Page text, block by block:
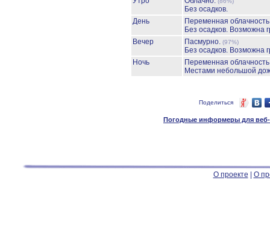
Без осадков.
День
Переменная
Без осадков. Возможна
Вечер
Пасмурно. (97%)
Без осадков. Возможна
Ночь
Переменная
Местами небольшой
Поделиться
Погодные информеры для веб-
О проекте О